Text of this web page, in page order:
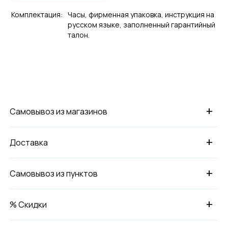
Комплектация: Часы, фирменная упаковка, инструкция на
русском языке, заполненный гарантийный
талон.
+
Самовывоз из магазинов
+
Доставка
+
Самовывоз из пунктов
+
% Скидки